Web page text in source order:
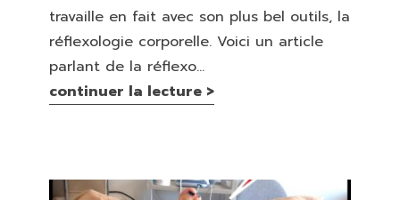
travaille en fait avec son plus bel outils, la
réflexologie corporelle. Voici un article
parlant de la réflexo...
continuer la lecture >